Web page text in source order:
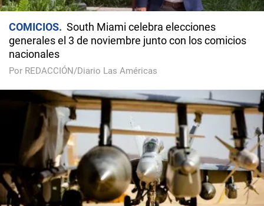
COMICIOS
South Miami celebra elecciones
generales el 3 de noviembre junto con los comicios
nacionales
Por REDACCIÓN/Diario Las Américas